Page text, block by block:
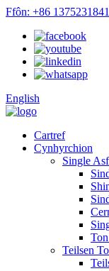
Ffôn: +86
English
Cartref
Cynhyrchion
Single
Teilsen